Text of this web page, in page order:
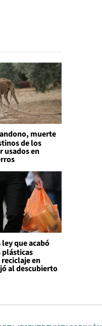
muerte
de los
usados en
ley que acabó
plásticas
en
al descubierto